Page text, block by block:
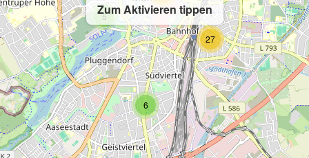
Zum Aktivieren tippen
6
27
5